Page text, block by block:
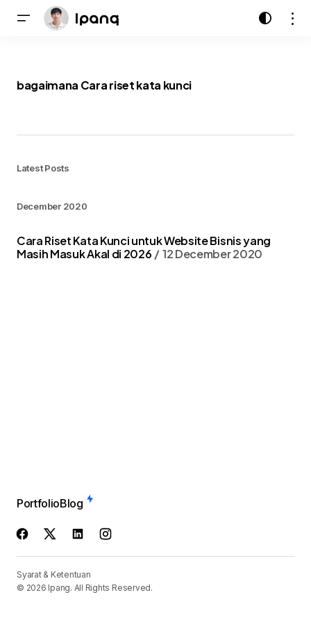
bagaimana Cara riset kata kunci
Latest Posts
December 2020
Cara Riset Kata Kunci untuk Website Bisnis yang
Masih Masuk Akal di 2026
12 December 2020
PortfolioBlog
Syarat & Ketentuan
© 2026 Ipang. All Rights Reserved.